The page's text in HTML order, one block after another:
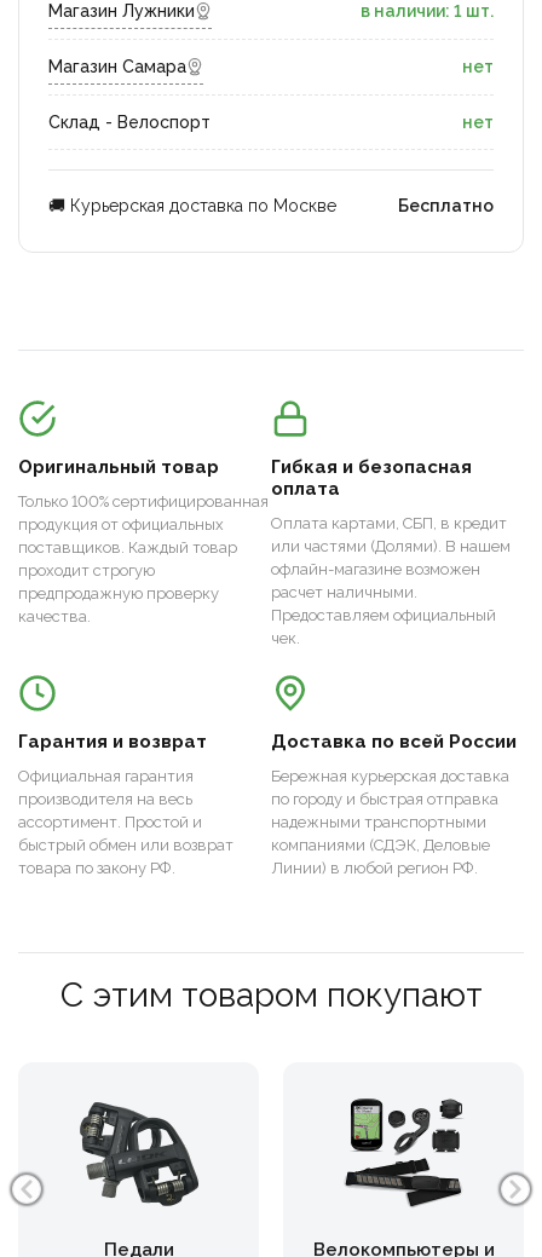
Магазин Лужники в наличии: 1 шт.
Магазин Самара нет
Склад - Велоспорт нет
🚚 Курьерская доставка по Москве Бесплатно
Оригинальный товар
Только 100% сертифицированная
продукция от официальных
поставщиков. Каждый товар
проходит строгую
предпродажную проверку
качества.
Гибкая и безопасная
оплата
Оплата картами, СБП, в кредит
или частями (Долями). В нашем
офлайн-магазине возможен
расчет наличными.
Предоставляем официальный
чек.
Гарантия и возврат
Официальная гарантия
производителя на весь
ассортимент. Простой и
быстрый обмен или возврат
товара по закону РФ.
Доставка по всей России
Бережная курьерская доставка
по городу и быстрая отправка
надежными транспортными
компаниями (СДЭК, Деловые
Линии) в любой регион РФ.
С этим товаром покупают
Педали Велокомпьютеры и